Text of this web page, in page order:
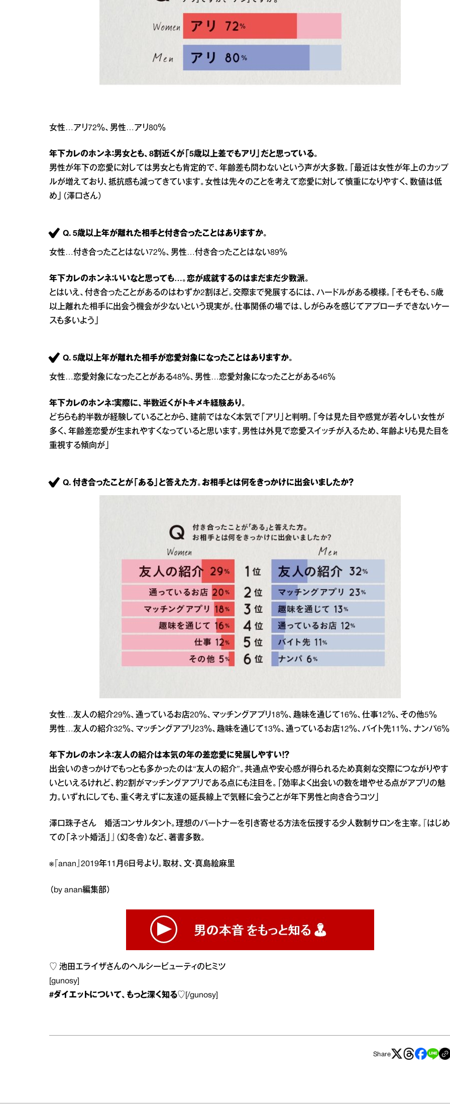
女性…アリ72％、男性…アリ80％
年下カレのホンネ：男女とも、8割近くが「5歳以上差でもアリ」だと思っている。
男性が年下の恋愛に対しては男女とも肯定的で、年齢差も問わないという声が大多数。「最近は女性が年上のカップ
ルが増えており、抵抗感も減ってきています。女性は先々のことを考えて恋愛に対して慎重になりやすく、数値は低
め」（澤口さん）
Q. 5歳以上年が離れた相手と付き合ったことはありますか。
女性…付き合ったことはない72％、男性…付き合ったことはない89％
年下カレのホンネ：いいなと思っても…。恋が成就するのはまだまだ少数派。
とはいえ、付き合ったことがあるのはわずか2割ほど。交際まで発展するには、ハードルがある模様。「そもそも、5歳
以上離れた相手に出会う機会が少ないという現実が。仕事関係の場では、しがらみを感じてアプローチできないケー
スも多いよう」
Q. 5歳以上年が離れた相手が恋愛対象になったことはありますか。
女性…恋愛対象になったことがある48％、男性…恋愛対象になったことがある46％
年下カレのホンネ：実際に、半数近くがトキメキ経験あり。
どちらも約半数が経験していることから、建前ではなく本気で「アリ」と判明。「今は見た目や感覚が若々しい女性が
多く、年齢差恋愛が生まれやすくなっていると思います。男性は外見で恋愛スイッチが入るため、年齢よりも見た目を
重視する傾向が」
Q. 付き合ったことが「ある」と答えた方。お相手とは何をきっかけに出会いましたか？
女性…友人の紹介29％、通っているお店20％、マッチングアプリ18％、趣味を通じて16％、仕事12％、その他5％
男性…友人の紹介32％、マッチングアプリ23％、趣味を通じて13％、通っているお店12％、バイト先11％、ナンパ6％
年下カレのホンネ：友人の紹介は本気の年の差恋愛に発展しやすい！？
出会いのきっかけでもっとも多かったのは“友人の紹介”。共通点や安心感が得られるため真剣な交際につながりやす
いといえるけれど、約2割がマッチングアプリである点にも注目を。「効率よく出会いの数を増やせる点がアプリの魅
力。いずれにしても、重く考えずに友達の延長線上で気軽に会うことが年下男性と向き合うコツ」
澤口珠子さん 婚活コンサルタント。理想のパートナーを引き寄せる方法を伝授する少人数制サロンを主宰。『はじめ
ての「ネット婚活」』（幻冬舎）など、著書多数。
※『anan』2019年11月6日号より。取材、文・真島絵麻里
（by anan編集部）
♡ 池田エライザさんのヘルシービューティのヒミツ
[gunosy]
#ダイエットについて、もっと深く知る♡ [/gunosy]
Share